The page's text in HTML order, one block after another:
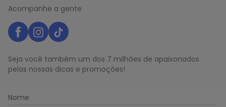
Acompanhe a gente
Seja você também um dos 7 milhões de apaixonados
pelas nossas dicas e promoções!
Nome